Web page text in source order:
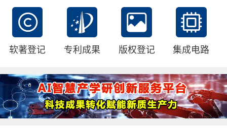
软著登记 专利成果 版权登记 集成电路